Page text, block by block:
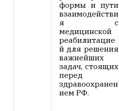
формы и пути
взаимодействи
я с
медицинской
реабилитацие
й для решения
важнейших
задач, стоящих
перед
здравоохранен
ием РФ.